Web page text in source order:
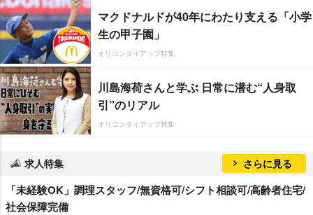
マクドナルドが40年にわたり支える「小学
生の甲子園」
オリコンタイアップ特集
川島海荷さんと学ぶ 日常に潜む“人身取
引”のリアル
オリコンタイアップ特集
求人特集 さらに見る
「未経験OK」調理スタッフ/無資格可/シフト相談可/高齢者住宅/
社会保障完備